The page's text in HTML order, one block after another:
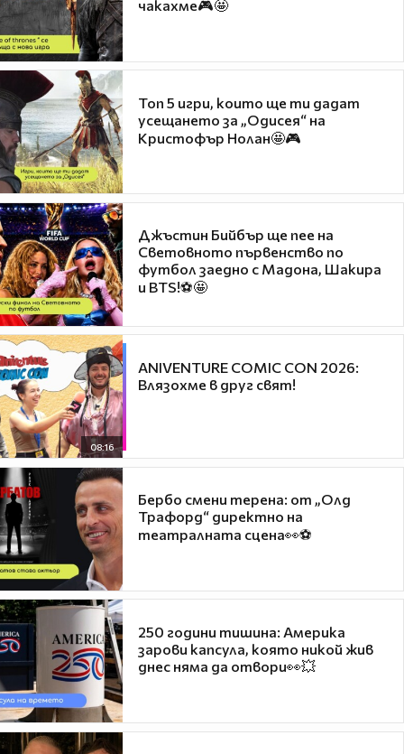
чакахме🎮🤩
Топ 5 игри, които ще ти дадат
усещането за „Одисея“ на
Кристофър Нолан🤩🎮
Джъстин Бийбър ще пее на
Световното първенство по
футбол заедно с Мадона, Шакира
и BTS!⚽🤩
08:16
ANIVENTURE COMIC CON 2026:
Влязохме в друг свят!
Бербо смени терена: от „Олд
Трафорд“ директно на
театралната сцена👀⚽
250 години тишина: Америка
зарови капсула, която никой жив
днес няма да отвори👀💥